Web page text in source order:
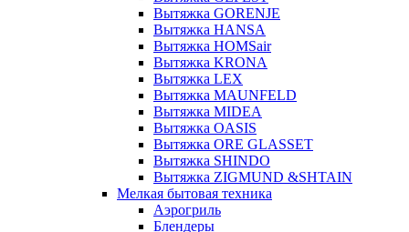
Вытяжка GORENJE
Вытяжка HANSA
Вытяжка HOMSair
Вытяжка KRONA
Вытяжка LEX
Вытяжка MAUNFELD
Вытяжка MIDEA
Вытяжка OASIS
Вытяжка ORE GLASSET
Вытяжка SHINDO
Вытяжка ZIGMUND &SHTAIN
Мелкая бытовая техника
Аэрогриль
Блендеры